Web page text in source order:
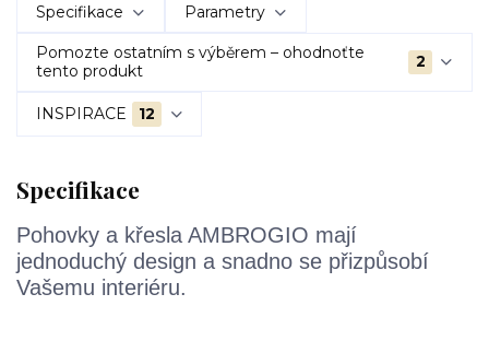
Specifikace Parametry
Pomozte ostatním s výběrem – ohodnoťte
tento produkt
2
INSPIRACE 12
Specifikace
Pohovky a křesla AMBROGIO mají
jednoduchý design a snadno se přizpůsobí
Vašemu interiéru.